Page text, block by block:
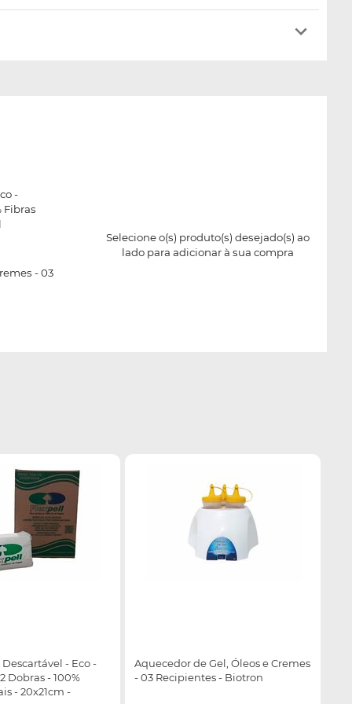
-
Fibras
- 03
Selecione o(s) produto(s) desejado(s) ao
lado para adicionar à sua compra
- Eco -
Dobras - 100%
- 20x21cm -
Aquecedor de Gel, Óleos e Cremes
- 03 Recipientes - Biotron